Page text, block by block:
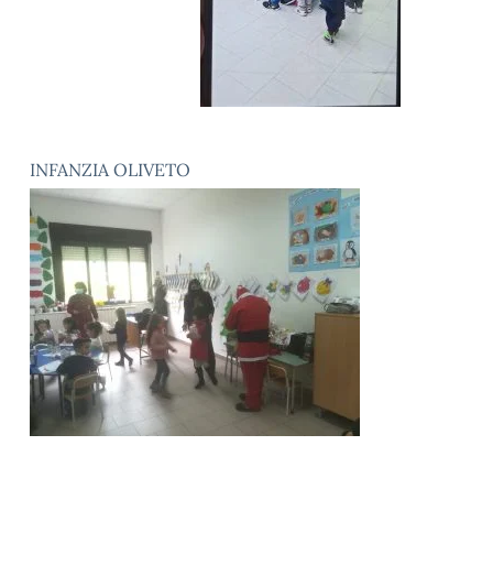
INFANZIA OLIVETO